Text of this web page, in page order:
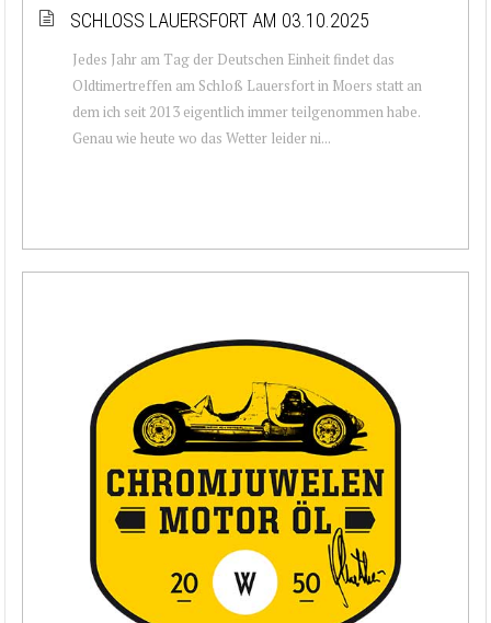
SCHLOSS LAUERSFORT AM 03.10.2025
Jedes Jahr am Tag der Deutschen Einheit findet das
Oldtimertreffen am Schloß Lauersfort in Moers statt an
dem ich seit 2013 eigentlich immer teilgenommen habe.
Genau wie heute wo das Wetter leider ni...